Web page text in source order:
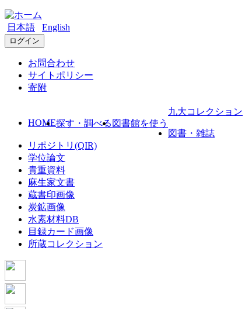
日本語 English
ログイン
お問合わせ
サイトポリシー
寄附
HOME探す・調べる 図書館を使う
九大コレクション
図書・雑誌
リポジトリ(QIR)
学位論文
貴重資料
麻生家文書
蔵書印画像
炭鉱画像
水素材料DB
目録カード画像
所蔵コレクション